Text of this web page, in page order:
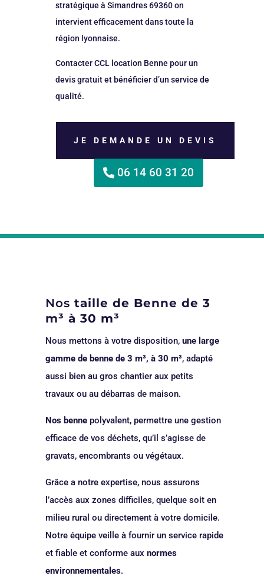
stratégique à Simandres 69360 on
intervient efficacement dans toute la
région lyonnaise.
Contacter CCL location Benne pour un
devis gratuit et bénéficier d’un service de
qualité.
JE DEMANDE UN DEVIS
06 14 60 31 20
Nos taille de Benne de 3
m³ à 30 m³
Nous mettons à votre disposition, une large
gamme de benne de 3 m³, à 30 m³, adapté
aussi bien au gros chantier aux petits
travaux ou au débarras de maison.
Nos bennepolyvalent, permettre une gestion
efficace de vos déchets, qu’il s’agisse de
gravats, encombrants ou végétaux.
Grâce a notre expertise, nous assurons
l’accès aux zones difficiles, quelque soit en
milieu rural ou directement à votre domicile.
Notre équipe veille à fournir un service rapide
et fiable et conforme aux normes
environnementales.